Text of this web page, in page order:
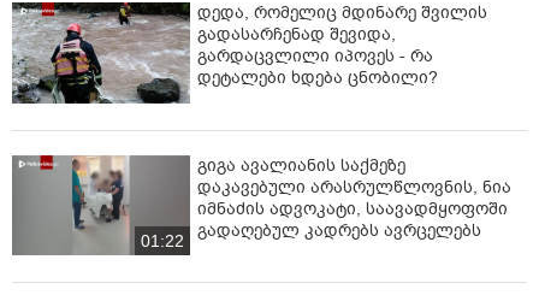
დედა, რომელიც მდინარე შვილის
გადასარჩენად შევიდა,
გარდაცვლილი იპოვეს - რა
დეტალები ხდება ცნობილი?
01:22
გიგა ავალიანის საქმეზე
დაკავებული არასრულწლოვნის, ნია
იმნაძის ადვოკატი, საავადმყოფოში
გადაღებულ კადრებს ავრცელებს